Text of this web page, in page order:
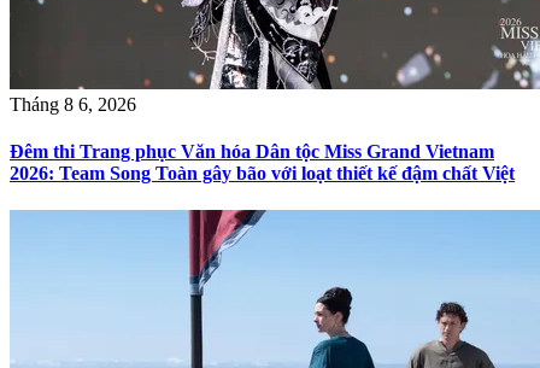
Tháng 8 6, 2026
Đêm thi Trang phục Văn hóa Dân tộc Miss Grand Vietnam
2026: Team Song Toàn gây bão với loạt thiết kế đậm chất Việt